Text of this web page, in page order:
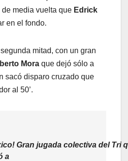
media vuelta que Edrick
en el fondo.
mitad, con un gran
Mora que dejó sólo a
sacó disparo cruzado que
al 50’.
Gran jugada colectiva del Tri
a